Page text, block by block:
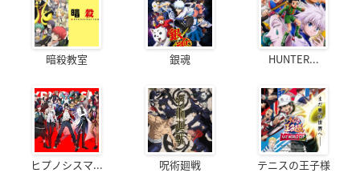
暗殺教室 銀魂 HUNTER...
ヒプノシスマ... 呪術廻戦 テニスの王子様